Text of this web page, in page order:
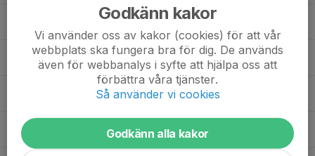
Elvira F.
Godkänn kakor
Vi använder oss av kakor (cookies) för att vår
webbplats ska fungera bra för dig. De används
även för webbanalys i syfte att hjälpa oss att
förbättra våra tjänster.
Så använder vi cookies
Godkänn alla kakor